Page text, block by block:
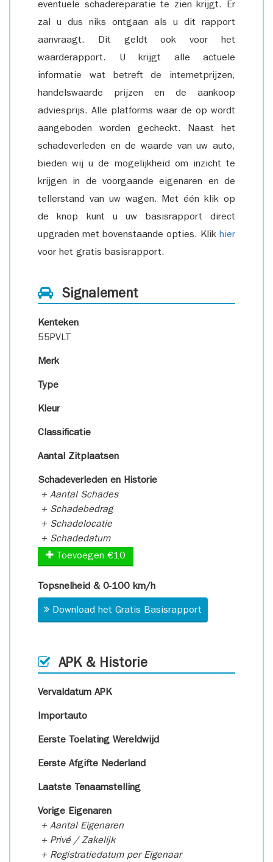
eventuele schadereparatie te zien krijgt. Er
zal u dus niks ontgaan als u dit rapport
aanvraagt. Dit geldt ook voor het
waarderapport. U krijgt alle actuele
informatie wat betreft de internetprijzen,
handelswaarde prijzen en de aankoop
adviesprijs. Alle platforms waar de op wordt
aangeboden worden gecheckt. Naast het
schadeverleden en de waarde van uw auto,
bieden wij u de mogelijkheid om inzicht te
krijgen in de voorgaande eigenaren en de
tellerstand van uw wagen. Met één klik op
de knop kunt u uw basisrapport direct
upgraden met bovenstaande opties. Klik hier
voor het gratis basisrapport.
Signalement
Kenteken
55PVLT
Merk
Type
Kleur
Classificatie
Aantal Zitplaatsen
Schadeverleden en Historie
+ Aantal Schades
+ Schadebedrag
+ Schadelocatie
+ Schadedatum
Toevoegen €10
Topsnelheid & 0-100 km/h
Download het Gratis Basisrapport
APK & Historie
Vervaldatum APK
Importauto
Eerste Toelating Wereldwijd
Eerste Afgifte Nederland
Laatste Tenaamstelling
Vorige Eigenaren
+ Aantal Eigenaren
+ Privé / Zakelijk
+ Registratiedatum per Eigenaar